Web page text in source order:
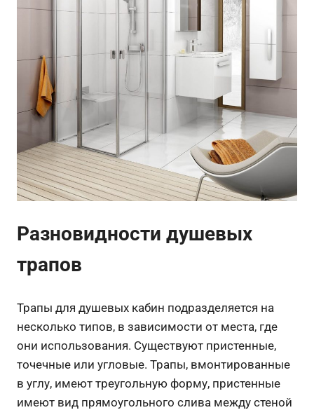
Разновидности душевых
трапов
Трапы для душевых кабин подразделяется на
несколько типов, в зависимости от места, где
они использования. Существуют пристенные,
точечные или угловые. Трапы, вмонтированные
в углу, имеют треугольную форму, пристенные
имеют вид прямоугольного слива между стеной